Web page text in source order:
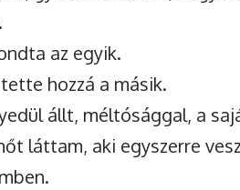
az egyik.
hozzá a másik.
állt, méltósággal, a
láttam, aki egyszerre